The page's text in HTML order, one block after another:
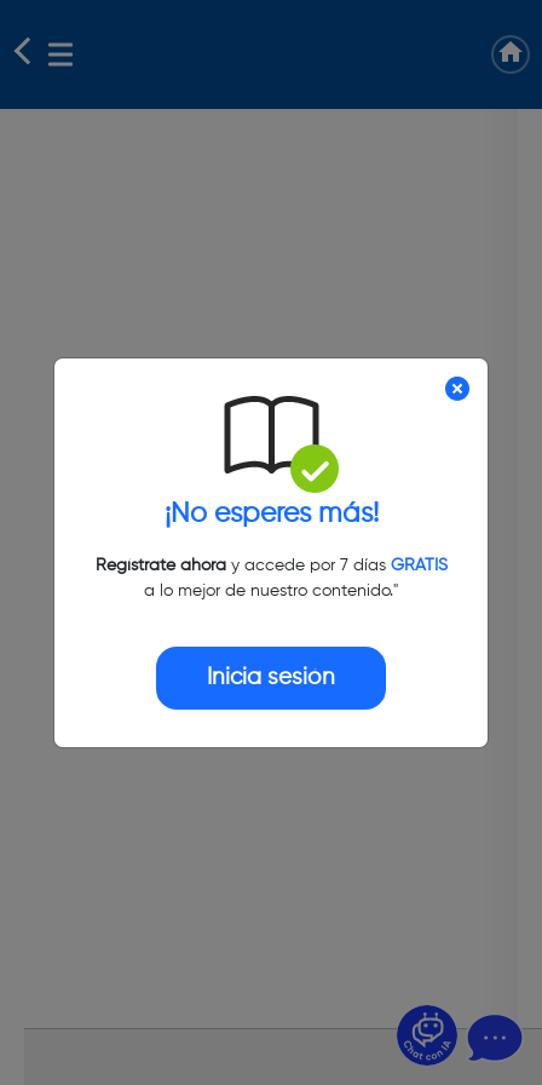
¡No esperes más!
Regístrate ahoray accede por 7 días GRATIS
a lo mejor de nuestro contenido."
Inicia sesión